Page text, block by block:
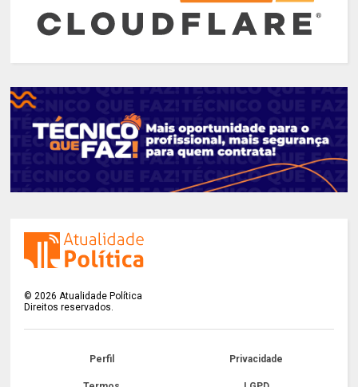
©2026 Atualidade Política
Direitos reservados.
Perfil Privacidade